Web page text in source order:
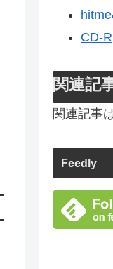
CD-R
関連記
関連記事
Feedly